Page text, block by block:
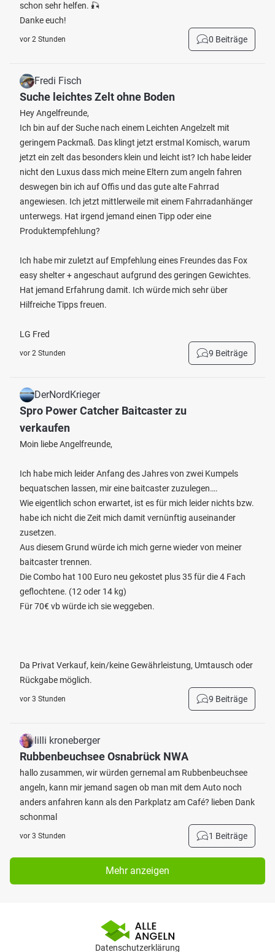
schon sehr helfen. 🎣
Danke euch!
vor 2 Stunden 0 Beiträge
Fredi Fisch
Suche leichtes Zelt ohne Boden
Hey Angelfreunde,
Ich bin auf der Suche nach einem Leichten Angelzelt mit
geringem Packmaß. Das klingt jetzt erstmal Komisch, warum
jetzt ein zelt das besonders klein und leicht ist? Ich habe leider
nicht den Luxus dass mich meine Eltern zum angeln fahren
deswegen bin ich auf Offis und das gute alte Fahrrad
angewiesen. Ich jetzt mittlerweile mit einem Fahrradanhänger
unterwegs. Hat irgend jemand einen Tipp oder eine
Produktempfehlung?
Ich habe mir zuletzt auf Empfehlung eines Freundes das Fox
easy shelter + angeschaut aufgrund des geringen Gewichtes.
Hat jemand Erfahrung damit. Ich würde mich sehr über
Hilfreiche Tipps freuen.
LG Fred
vor 2 Stunden 9 Beiträge
DerNordKrieger
Spro Power Catcher Baitcaster zu
verkaufen
Moin liebe Angelfreunde,
Ich habe mich leider Anfang des Jahres von zwei Kumpels
bequatschen lassen, mir eine baitcaster zuzulegen….
Wie eigentlich schon erwartet, ist es für mich leider nichts bzw.
habe ich nicht die Zeit mich damit vernünftig auseinander
zusetzen.
Aus diesem Grund würde ich mich gerne wieder von meiner
baitcaster trennen.
Die Combo hat 100 Euro neu gekostet plus 35 für die 4 Fach
geflochtene. (12 oder 14 kg)
Für 70€ vb würde ich sie weggeben.
Da Privat Verkauf, kein/keine Gewährleistung, Umtausch oder
Rückgabe möglich.
vor 3 Stunden 9 Beiträge
lilli kroneberger
Rubbenbeuchsee Osnabrück NWA
hallo zusammen, wir würden gernemal am Rubbenbeuchsee
angeln, kann mir jemand sagen ob man mit dem Auto noch
anders anfahren kann als den Parkplatz am Café? lieben Dank
schonmal
vor 3 Stunden 1 Beiträge
Mehr anzeigen
Datenschutzerklärung